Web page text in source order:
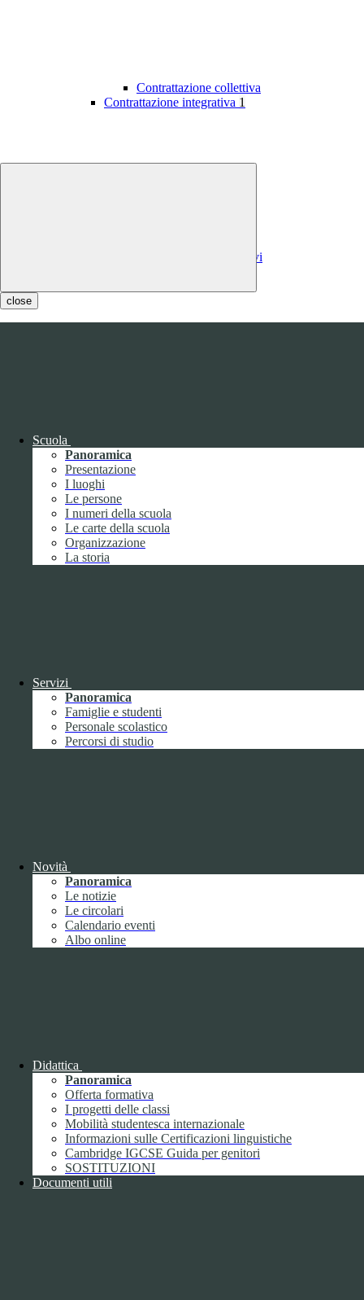
close
Scuola
Panoramica
Presentazione
I luoghi
Le persone
I numeri della scuola
Le carte della scuola
Organizzazione
La storia
Servizi
Panoramica
Famiglie e studenti
Personale scolastico
Percorsi di studio
Novità
Panoramica
Le notizie
Le circolari
Calendario eventi
Albo online
Didattica
Panoramica
Offerta formativa
I progetti delle classi
Mobilità studentesca internazionale
Informazioni sulle Certificazioni linguistiche
Cambridge IGCSE Guida per genitori
SOSTITUZIONI
Documenti utili
Contrattazione collettiva
Contrattazione integrativa 1
Costi contratti integrativi
Bandi di concorso
Bandi di concorso (da pubblicare in
tabelle)
Performance1
Sistema di misurazione e valutazione della
performance